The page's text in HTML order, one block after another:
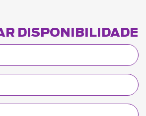
DISPONIBILIDADE